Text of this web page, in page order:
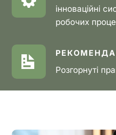
інноваційні
робочих
Розгорнуті